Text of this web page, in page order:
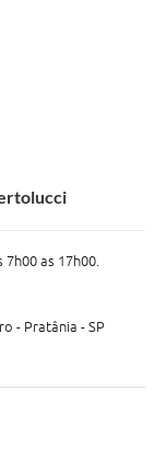
as 17h00.
- Pratânia - SP